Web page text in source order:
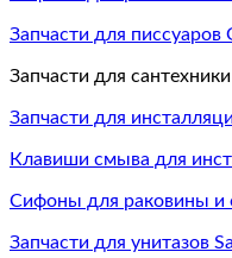
Запчасти для писсуаров
Запчасти для
Запчасти для
Клавиши смыва для
Сифоны для раковины и
Запчасти для унитазов